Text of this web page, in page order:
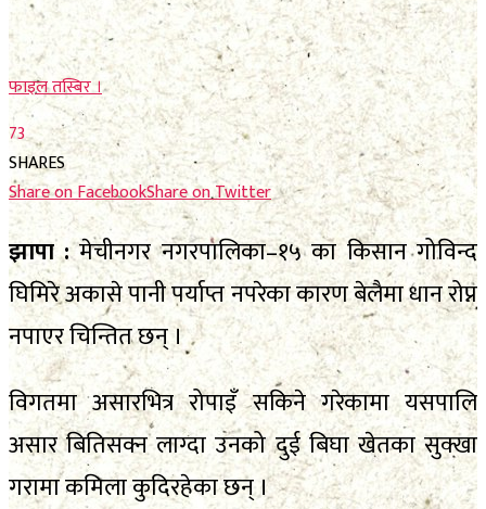
भिजिट नेपाल
सम्पादकीय
स्थानीय निर्वाचन
No Result
View All Result
सम्पादकीय
स्थानीय निर्वाचन
No Result
View All Result
फाइल तस्बिर ।
73
SHARES
Share on FacebookShare on Twitter
झापा :मेचीनगर नगरपालिका–१५ का किसान गोविन्द
घिमिरे अकासे पानी पर्याप्त नपरेका कारण बेलैमा धान रोप्न
नपाएर चिन्तित छन् ।
विगतमा असारभित्र रोपाइँ सकिने गरेकामा यसपालि
असार बितिसक्न लाग्दा उनको दुई बिघा खेतका सुक्खा
गरामा कमिला कुदिरहेका छन् ।